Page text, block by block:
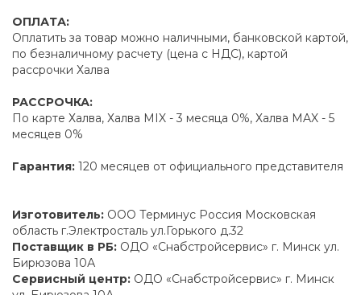
ОПЛАТА:
Оплатить за товар можно наличными, банковской картой,
по безналичному расчету (цена с НДС), картой
рассрочки Халва
РАССРОЧКА:
По карте Халва, Халва MIX - 3 месяца 0%, Халва MAX - 5
месяцев 0%
Гарантия: 120 месяцев от официального представителя
Изготовитель: ООО Терминус Россия Московская
область г.Электросталь ул.Горького д.32
Поставщик в РБ: ОДО «Снабстройсервис» г. Минск ул.
Бирюзова 10А
Сервисный центр: ОДО «Снабстройсервис» г. Минск